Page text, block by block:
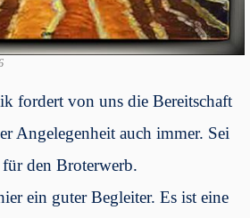
fordert von uns die Bereitschaft
Angelegenheit auch immer. Sei
für den Broterwerb.
ein guter Begleiter. Es ist eine